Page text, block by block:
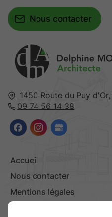
dm
A
1450 Route du Puy d'Or,
09 74 56 14 38
Accueil
Nous contacter
Mentions légales
Nous contacter